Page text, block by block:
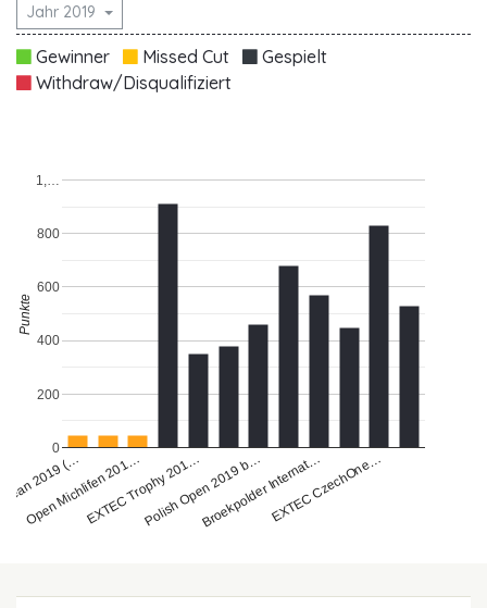
Jahr 2019
Gewinner Missed Cut
Gespielt
Withdraw/Disqualifiziert
2019 (…
Open Michlifen 201…EXTEC Trophy 201…Polish Open 2019 b…
Broekpolder Internat…EXTEC CzechOne…
0
200
400
600
800
1,…
Punkte